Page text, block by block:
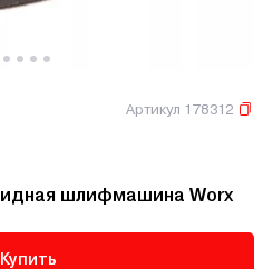
Артикул 178312
шлифмашина Worx
Купить